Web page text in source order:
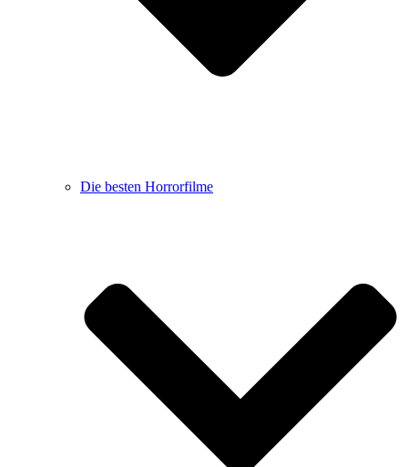
Die besten Horrorfilme